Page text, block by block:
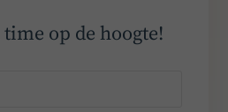
op de hoogte!